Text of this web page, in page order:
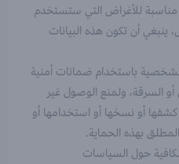
مناسبة للأغراض التي ستستخدم
ينبغي أن تكون هذه البيانات
باستخدام ضمانات أمنية
السرقة، ولمنع الوصول غير
كشفها أو نسخها أو استخدامها أو
بهذه الحماية.
حول السياسات